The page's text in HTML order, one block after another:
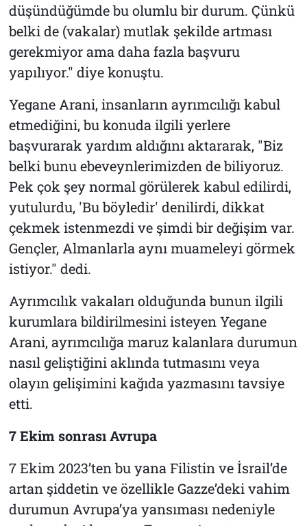
düşündüğümde bu olumlu bir durum. Çünkü
belki de (vakalar) mutlak şekilde artması
gerekmiyor ama daha fazla başvuru
yapılıyor." diye konuştu.
Yegane Arani, insanların ayrımcılığı kabul
etmediğini, bu konuda ilgili yerlere
başvurarak yardım aldığını aktararak, "Biz
belki bunu ebeveynlerimizden de biliyoruz.
Pek çok şey normal görülerek kabul edilirdi,
yutulurdu, 'Bu böyledir' denilirdi, dikkat
çekmek istenmezdi ve şimdi bir değişim var.
Gençler, Almanlarla aynı muameleyi görmek
istiyor." dedi.
Ayrımcılık vakaları olduğunda bunun ilgili
kurumlara bildirilmesini isteyen Yegane
Arani, ayrımcılığa maruz kalanlara durumun
nasıl geliştiğini aklında tutmasını veya
olayın gelişimini kağıda yazmasını tavsiye
etti.
7 Ekim sonrası Avrupa
7 Ekim 2023’ten bu yana Filistin ve İsrail’de
artan şiddetin ve özellikle Gazze’deki vahim
durumun Avrupa’ya yansıması nedeniyle